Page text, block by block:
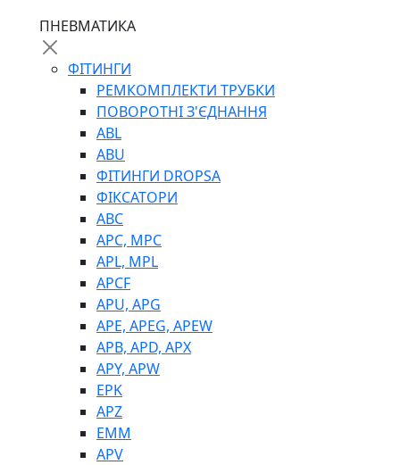
ПНЕВМАТИКА
ФІТИНГИ
РЕМКОМПЛЕКТИ ТРУБКИ
ПОВОРОТНІ З'ЄДНАННЯ
ABL
ABU
ФІТИНГИ DROPSA
ФІКСАТОРИ
ABC
APC, MPC
APL, MPL
APCF
APU, APG
APE, APEG, APEW
APB, APD, APX
APY, APW
EPK
APZ
EMM
APV